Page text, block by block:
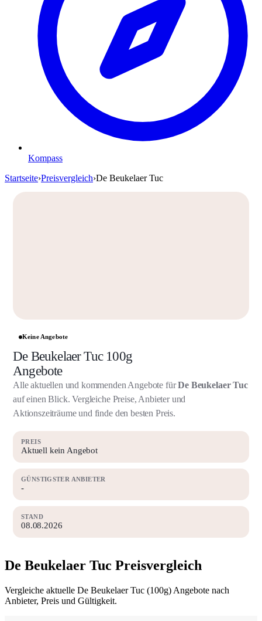
Kompass
Startseite›Preisvergleich›De Beukelaer Tuc
Keine Angebote
De Beukelaer Tuc 100g
Angebote
Alle aktuellen und kommenden Angebote fürDe Beukelaer Tuc
auf einen Blick. Vergleiche Preise, Anbieter und
Aktionszeiträume und finde den besten Preis.
PREIS
Aktuell kein Angebot
GÜNSTIGSTER ANBIETER
-
STAND
08.08.2026
De Beukelaer Tuc Preisvergleich
Vergleiche aktuelle De Beukelaer Tuc (100g) Angebote nach
Anbieter, Preis und Gültigkeit.